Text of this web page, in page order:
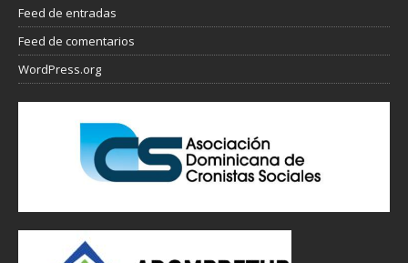
Feed de entradas
Feed de comentarios
WordPress.org